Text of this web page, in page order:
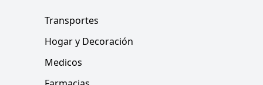
Transportes
Hogar y Decoración
Medicos